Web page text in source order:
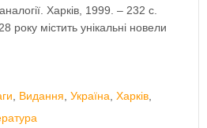
Харків, 1999. – 232 с.
року містить унікальні новели
, Видання, Україна, Харків,